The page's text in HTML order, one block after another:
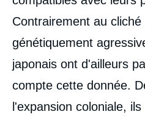
Contrairement au
génétiquement
japonais ont d'ailleurs
compte cette donnée.
l'expansion coloniale,